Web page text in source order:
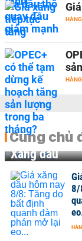
Cùng chủ
Xăng dầu
8/